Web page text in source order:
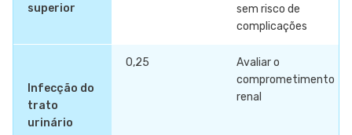
superior
sem risco de
complicações
Infecção do
trato
urinário
0,25
Avaliar o
comprometimento
renal